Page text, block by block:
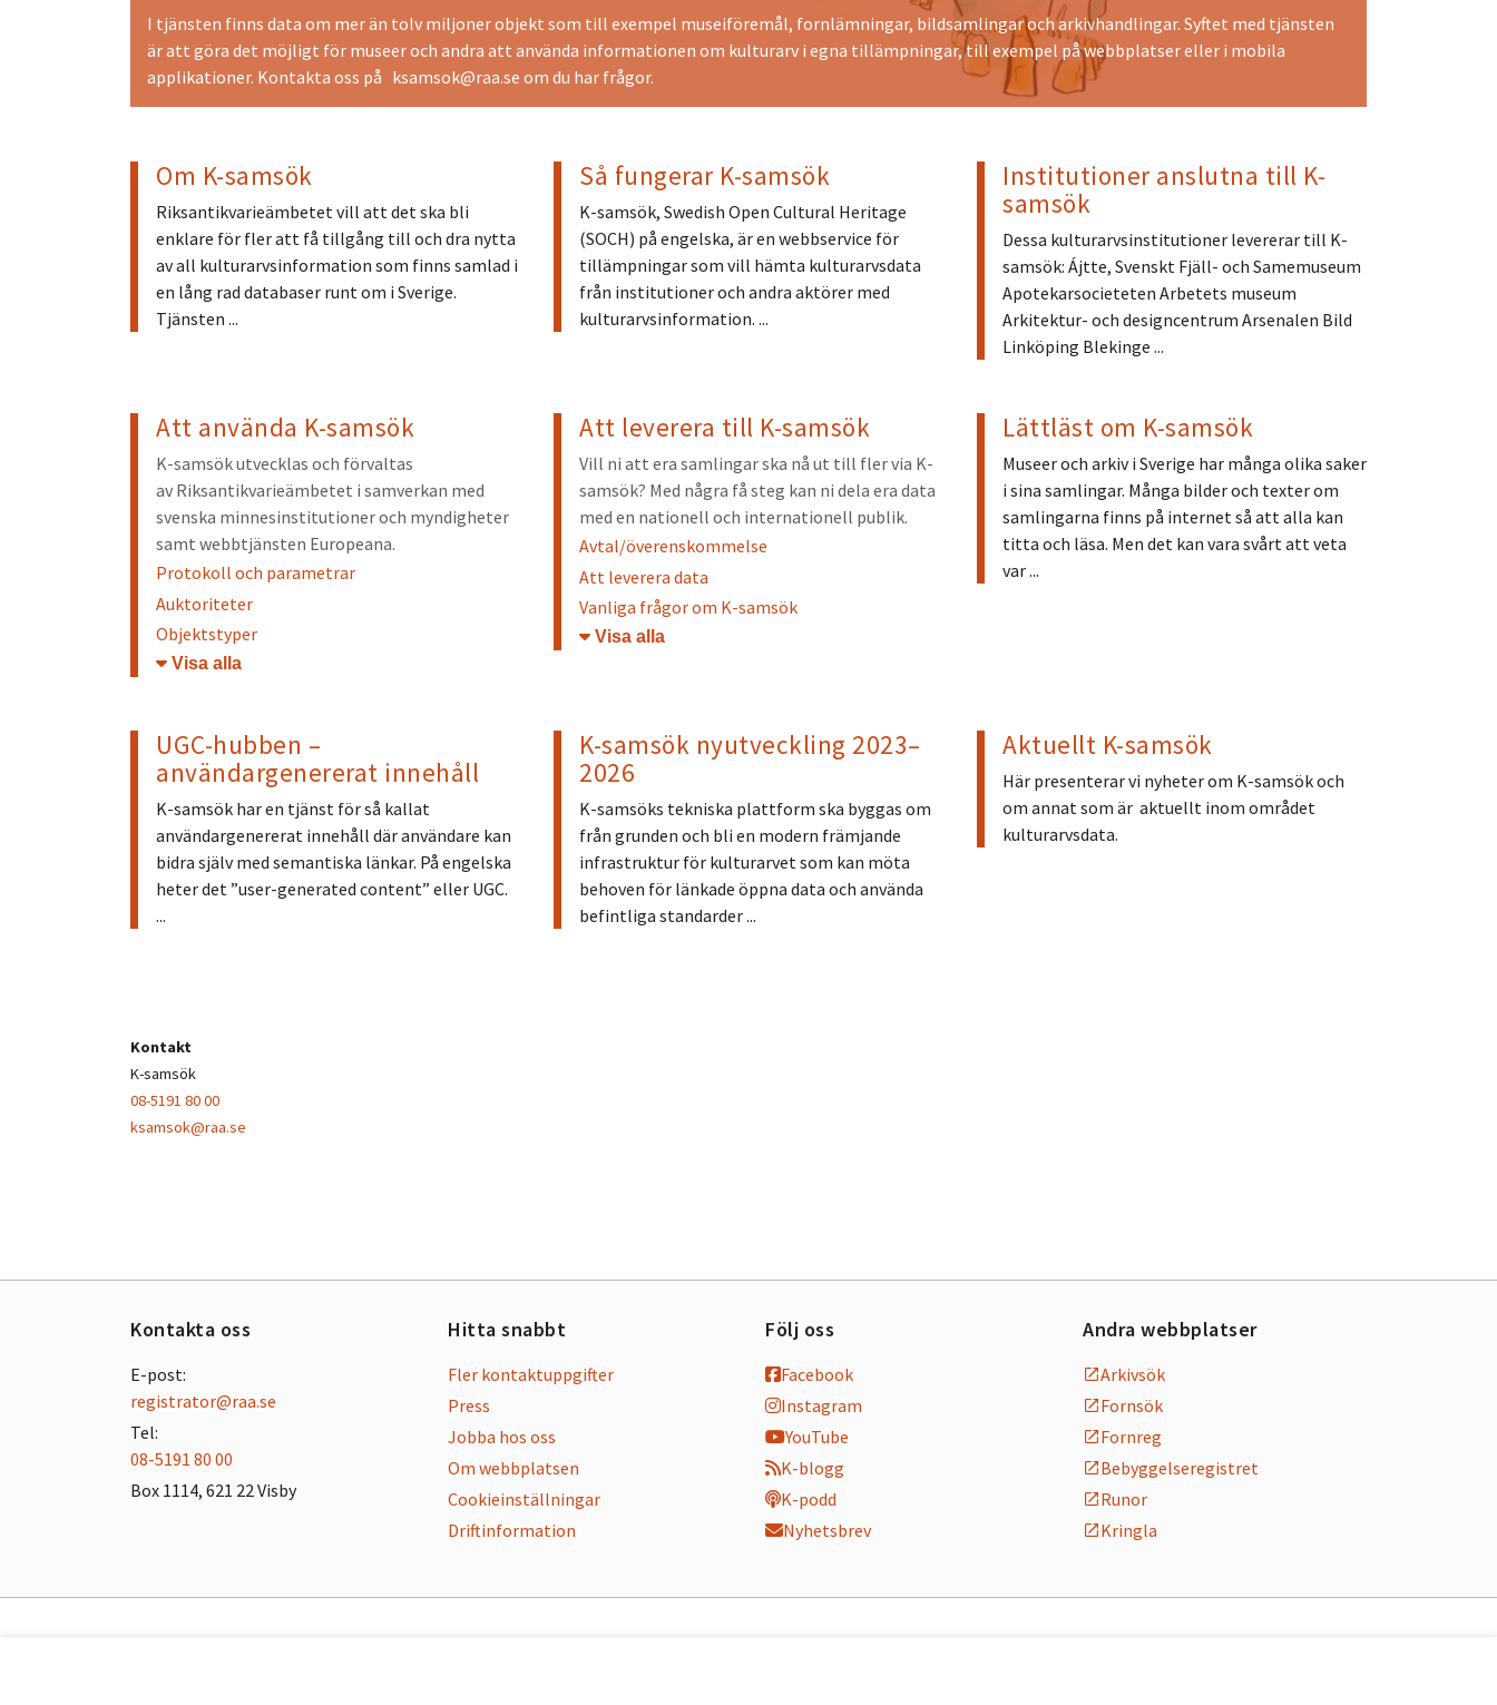
I tjänsten finns data om mer än tolv miljoner objekt som till exempel museiföremål, fornlämningar, bildsamlingar och arkivhandlingar. Syftet med tjänsten
är att göra det möjligt för museer och andra att använda informationen om kulturarv i egna tillämpningar, till exempel på webbplatser eller i mobila
applikationer. Kontakta oss på ksamsok@raa.se om du har frågor.
Om K-samsök
Riksantikvarieämbetet vill att det ska bli
enklare för fler att få tillgång till och dra nytta
av all kulturarvsinformation som finns samlad i
en lång rad databaser runt om i Sverige.
Tjänsten ...
Så fungerar K-samsök
K-samsök, Swedish Open Cultural Heritage
(SOCH) på engelska, är en webbservice för
tillämpningar som vill hämta kulturarvsdata
från institutioner och andra aktörer med
kulturarvsinformation. ...
Institutioner anslutna till K-
samsök
Dessa kulturarvsinstitutioner levererar till K-
samsök: Ájtte, Svenskt Fjäll- och Samemuseum
Apotekarsocieteten Arbetets museum
Arkitektur- och designcentrum Arsenalen Bild
Linköping Blekinge ...
Att använda K-samsök
K-samsök utvecklas och förvaltas
av Riksantikvarieämbetet i samverkan med
svenska minnesinstitutioner och myndigheter
samt webbtjänsten Europeana.
Protokoll och parametrar
Auktoriteter
Objektstyper
Öppna/stäng
Att leverera till K-samsök
Vill ni att era samlingar ska nå ut till fler via K-
samsök? Med några få steg kan ni dela era data
med en nationell och internationell publik.
Avtal/överenskommelse
Att leverera data
Vanliga frågor om K-samsök
Öppna/stäng
Lättläst om K-samsök
Museer och arkiv i Sverige har många olika saker
i sina samlingar. Många bilder och texter om
samlingarna finns på internet så att alla kan
titta och läsa. Men det kan vara svårt att veta
var ...
UGC-hubben –
användargenererat innehåll
K-samsök har en tjänst för så kallat
användargenererat innehåll där användare kan
bidra själv med semantiska länkar. På engelska
heter det ”user-generated content” eller UGC.
...
K-samsök nyutveckling 2023–
2026
K-samsöks tekniska plattform ska byggas om
från grunden och bli en modern främjande
infrastruktur för kulturarvet som kan möta
behoven för länkade öppna data och använda
befintliga standarder ...
Aktuellt K-samsök
Här presenterar vi nyheter om K-samsök och
om annat som är aktuellt inom området
kulturarvsdata.
Kontakt
K-samsök
08-5191 80 00
ksamsok@raa.se
Kontakta oss
E-post:
registrator@raa.se
Tel:
08-5191 80 00
Box 1114, 621 22 Visby
Hitta snabbt
Fler kontaktuppgifter
Press
Jobba hos oss
Om webbplatsen
Cookieinställningar
Driftinformation
Följ oss
Facebook
Instagram
YouTube
K-blogg
K-podd
Nyhetsbrev
Andra webbplatser
Arkivsök
Fornsök
Fornreg
Bebyggelseregistret
Runor
Kringla